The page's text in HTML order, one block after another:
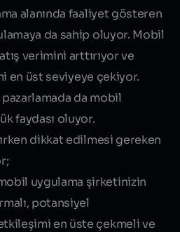
alanında faaliyet gösteren
da sahip oluyor. Mobil
verimini arttırıyorve
en üst seviyeye çekiyor.
da mobil
faydası oluyor.
dikkat edilmesi gereken
mobil uygulama şirketinizin
potansiyel
en üste çekmeli ve